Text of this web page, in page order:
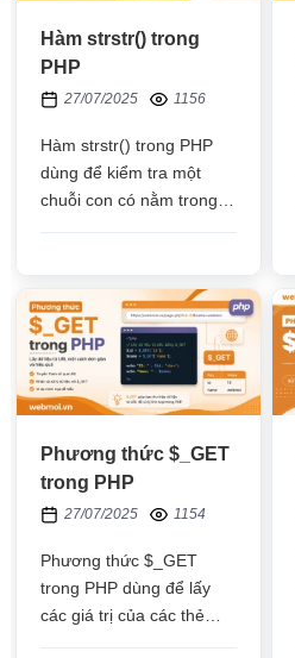
Hàm strstr() trong
PHP
27/07/2025 1156
Hàm strstr() trong PHP
dùng để kiểm tra một
chuỗi con có nằm trong
Phương thức $_GET
trong PHP
27/07/2025 1154
Phương thức $_GET
trong PHP dùng để lấy
các giá trị của các thẻ